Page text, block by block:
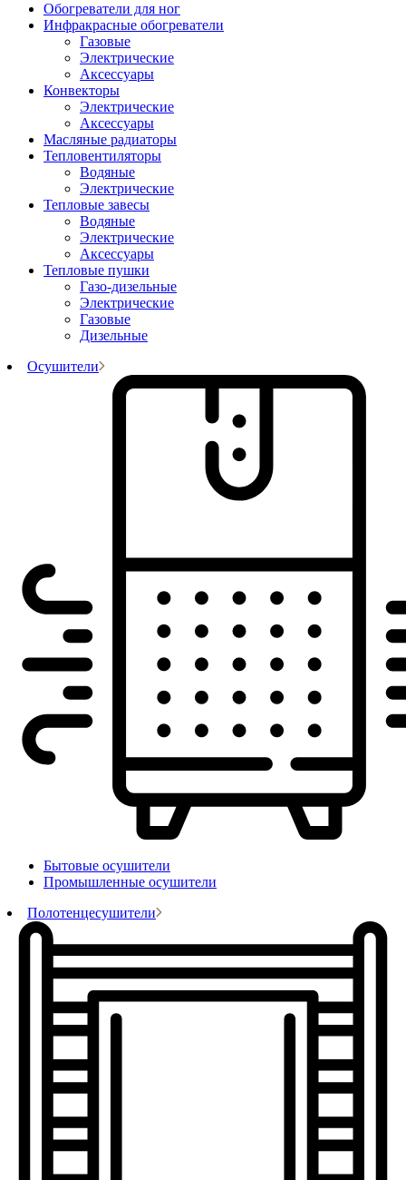
Обогреватели для ног
Инфракрасные обогреватели
Газовые
Электрические
Аксессуары
Конвекторы
Электрические
Аксессуары
Масляные радиаторы
Тепловентиляторы
Водяные
Электрические
Тепловые завесы
Водяные
Электрические
Аксессуары
Тепловые пушки
Газо-дизельные
Электрические
Газовые
Дизельные
Осушители
Бытовые осушители
Промышленные осушители
Полотенцесушители